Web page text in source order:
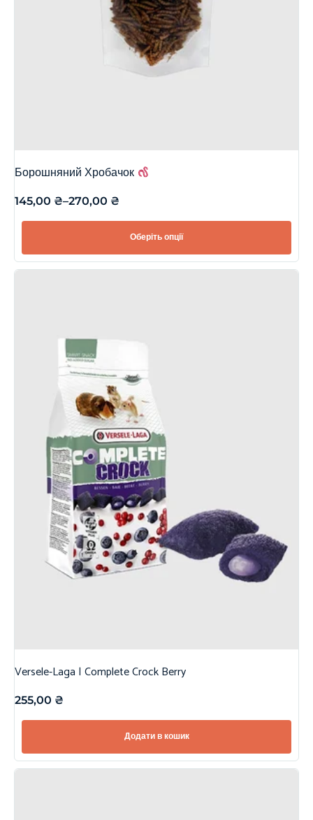
Борошняний Хробачок
145,00 ₴–270,00 ₴
Оберіть опції
Versele-Laga | Complete Crock Berry
255,00 ₴
Додати в кошик